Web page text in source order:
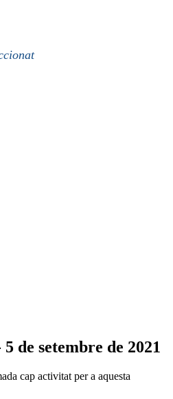
de setembre de 2021
cap activitat per a aquesta